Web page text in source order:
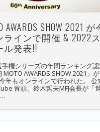
AWARDS SHOW 2021 が
ラインで開催 & 2022ス
ル発表!!
手権シリーズの年間ランキング
MOTO AWARDS SHOW 2021」
年もオンラインで行われた。 公
冒頭、鈴木哲夫MFJ会長が「